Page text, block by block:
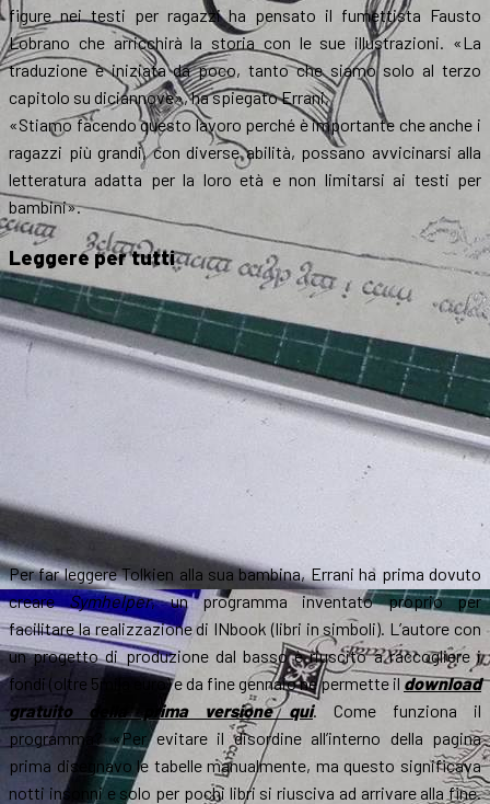
figure nei testi per ragazzi ha pensato il fumettista Fausto
Lobrano che arricchirà la storia con le sue illustrazioni. «La
traduzione è iniziata da poco, tanto che siamo solo al terzo
capitolo su diciannove», ha spiegato Errani,
«Stiamo facendo questo lavoro perché è importante che anche i
ragazzi più grandi, con diverse abilità, possano avvicinarsi alla
letteratura adatta per la loro età e non limitarsi ai testi per
bambini».
Leggere per tutti
Per far leggere Tolkien alla sua bambina, Errani ha prima dovuto
creare Symhelper, un programma inventato proprio per
facilitare la realizzazione di INbook (libri in simboli). L’autore con
un progetto di produzione dal basso è riuscito a raccogliere i
fondi (oltre 5mila euro) e da fine gennaio ne permette ildownload
gratuito della prima versione qui. Come funziona il
programma? «Per evitare il disordine all’interno della pagina
prima disegnavo le tabelle manualmente, ma questo significava
notti insonni e solo per pochi libri si riusciva ad arrivare alla fine.